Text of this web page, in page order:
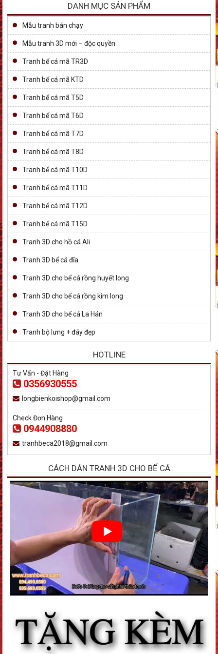
DANH MỤC SẢN PHẨM
Mẫu tranh bán chạy
Mẫu tranh 3D mới – độc quyền
Tranh bể cá mã TR3D
Tranh bể cá mã KTD
Tranh bể cá mã T5D
Tranh bể cá mã T6D
Tranh bể cá mã T7D
Tranh bể cá mã T8D
Tranh bể cá mã T10D
Tranh bể cá mã T11D
Tranh bể cá mã T12D
Tranh bể cá mã T15D
Tranh 3D cho hồ cá Ali
Tranh 3D bể cá đĩa
Tranh 3D cho bể cá rồng huyết long
Tranh 3D cho bể cá rồng kim long
Tranh 3D cho bể cá La Hán
Tranh bộ lưng + đáy đẹp
HOTLINE
Tư Vấn - Đặt Hàng
0356930555
longbienkoishop@gmail.com
Check Đơn Hàng
0944908880
tranhbeca2018@gmail.com
CÁCH DÁN TRANH 3D CHO BỂ CÁ